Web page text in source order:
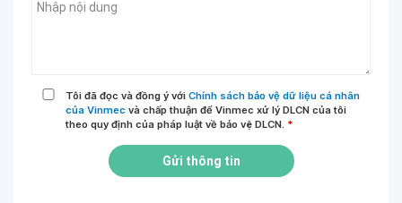
Tôi đã đọc và đồng ý với Chính sách bảo vệ dữ liệu cá nhân
của Vinmec và chấp thuận để Vinmec xử lý DLCN của tôi
theo quy định của pháp luật về bảo vệ DLCN. *
Gửi thông tin